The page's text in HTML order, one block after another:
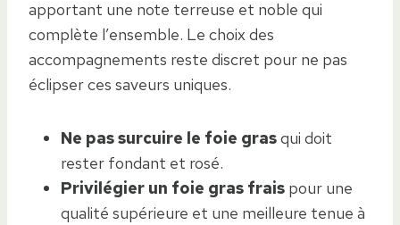
apportant une note terreuse et noble qui
complète l’ensemble. Le choix des
accompagnements reste discret pour ne pas
éclipser ces saveurs uniques.
Ne pas surcuire le foie grasqui doit
rester fondant et rosé.
Privilégier un foie gras frais pour une
qualité supérieure et une meilleure tenue à